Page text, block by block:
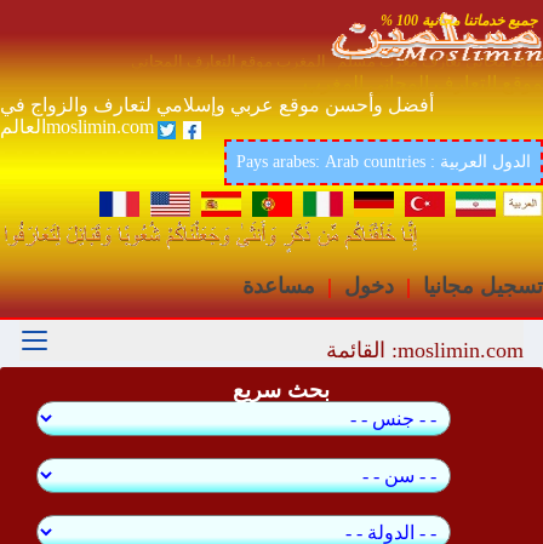
جميع خدماتنا مجانية 100 %
موقع مجاني تعارف مغرب مسلم المغرب موقع التعارف المجاني
موقع التعارف المجاني المغرب
أفضل وأحسن موقع عربي وإسلامي لتعارف والزواج في
العالمmoslimin.com
Pays arabes: Arab countries : الدول العربية
تسجيل مجانيا | دخول | مساعدة
moslimin.com: القائمة
بحث سريع